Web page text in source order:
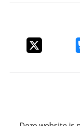
Deel dit item